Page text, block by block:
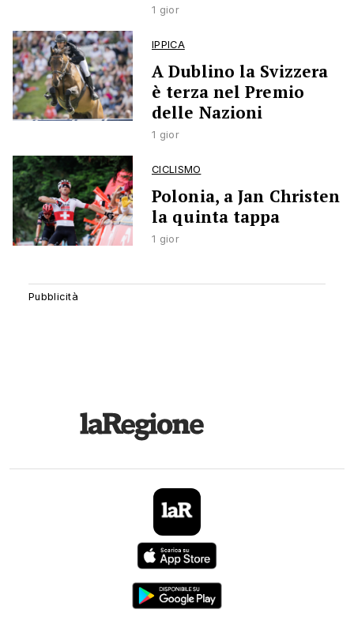
1 gior
IPPICA
A Dublino la Svizzera
è terza nel Premio
delle Nazioni
1 gior
CICLISMO
Polonia, a Jan Christen
la quinta tappa
1 gior